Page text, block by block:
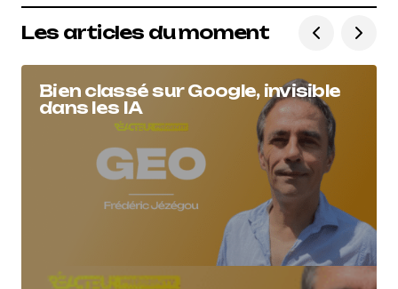
Les articles du moment
Bien classé sur Google, invisible
dans les IA